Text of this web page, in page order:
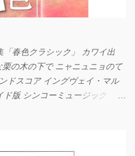
春色クラシック」 カワイ出
の木の下で ニャニュニョのて
ドスコア イングヴェイ・マル
ド版 シンコーミュージック